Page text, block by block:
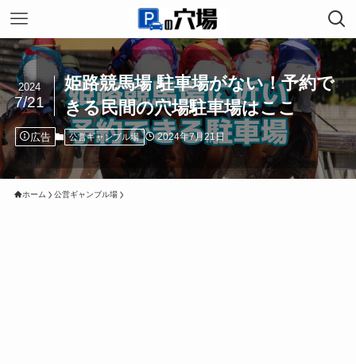
姫路競馬場 駐車場がない！予約で
きる民間の穴場駐車場はここ
2024
7/21
広告 公営ギャンブル場 2024年7月21日
ホーム 公営ギャンブル場